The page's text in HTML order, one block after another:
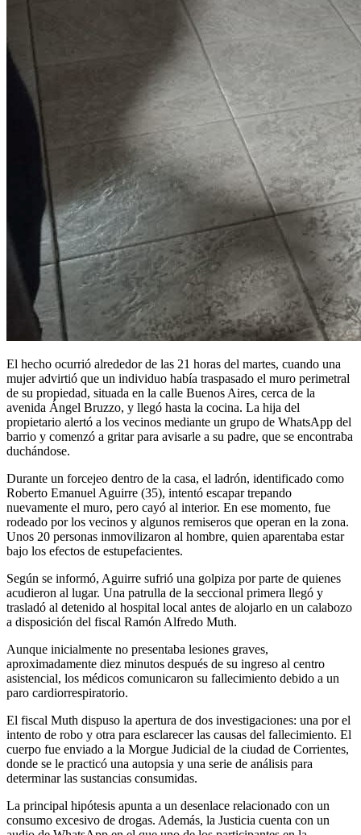
El hecho ocurrió alrededor de las 21 horas del martes, cuando una
mujer advirtió que un individuo había traspasado el muro perimetral
de su propiedad, situada en la calle Buenos Aires, cerca de la
avenida Ángel Bruzzo, y llegó hasta la cocina. La hija del
propietario alertó a los vecinos mediante un grupo de WhatsApp del
barrio y comenzó a gritar para avisarle a su padre, que se encontraba
duchándose.
Durante un forcejeo dentro de la casa, el ladrón, identificado como
Roberto Emanuel Aguirre (35), intentó escapar trepando
nuevamente el muro, pero cayó al interior. En ese momento, fue
rodeado por los vecinos y algunos remiseros que operan en la zona.
Unos 20 personas inmovilizaron al hombre, quien aparentaba estar
bajo los efectos de estupefacientes.
Según se informó, Aguirre sufrió una golpiza por parte de quienes
acudieron al lugar. Una patrulla de la seccional primera llegó y
trasladó al detenido al hospital local antes de alojarlo en un calabozo
a disposición del fiscal Ramón Alfredo Muth.
Aunque inicialmente no presentaba lesiones graves,
aproximadamente diez minutos después de su ingreso al centro
asistencial, los médicos comunicaron su fallecimiento debido a un
paro cardiorrespiratorio.
El fiscal Muth dispuso la apertura de dos investigaciones: una por el
intento de robo y otra para esclarecer las causas del fallecimiento. El
cuerpo fue enviado a la Morgue Judicial de la ciudad de Corrientes,
donde se le practicó una autopsia y una serie de análisis para
determinar las sustancias consumidas.
La principal hipótesis apunta a un desenlace relacionado con un
consumo excesivo de drogas. Además, la Justicia cuenta con un